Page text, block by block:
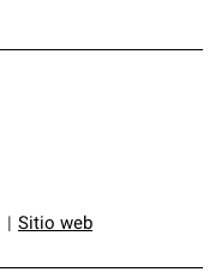
Sitio web